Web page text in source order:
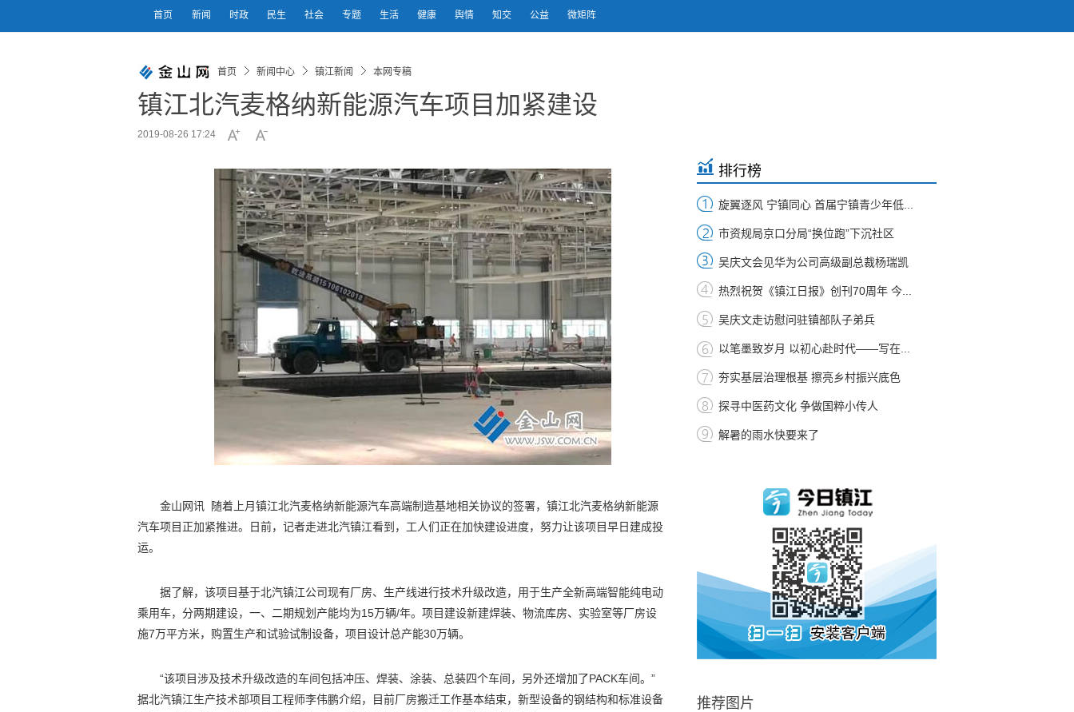
首页 新闻 时政 民生 社会 专题 生活 健康 舆情 知交 公益 微矩阵
首页 新闻中心 镇江新闻 本网专稿
镇江北汽麦格纳新能源汽车项目加紧建设
2019-08-26 17:24
金山网讯 随着上月镇江北汽麦格纳新能源汽车高端制造基地相关协议的签署，镇江北汽麦格纳新能源
汽车项目正加紧推进。日前，记者走进北汽镇江看到，工人们正在加快建设进度，努力让该项目早日建成投
运。
据了解，该项目基于北汽镇江公司现有厂房、生产线进行技术升级改造，用于生产全新高端智能纯电动
乘用车，分两期建设，一、二期规划产能均为15万辆/年。项目建设新建焊装、物流库房、实验室等厂房设
施7万平方米，购置生产和试验试制设备，项目设计总产能30万辆。
“该项目涉及技术升级改造的车间包括冲压、焊装、涂装、总装四个车间，另外还增加了PACK车间。”
据北汽镇江生产技术部项目工程师李伟鹏介绍，目前厂房搬迁工作基本结束，新型设备的钢结构和标准设备
排行榜
旋翼逐风 宁镇同心 首届宁镇青少年低...
市资规局京口分局“换位跑”下沉社区
吴庆文会见华为公司高级副总裁杨瑞凯
热烈祝贺《镇江日报》创刊70周年 今...
吴庆文走访慰问驻镇部队子弟兵
以笔墨致岁月 以初心赴时代——写在...
夯实基层治理根基 擦亮乡村振兴底色
探寻中医药文化 争做国粹小传人
解暑的雨水快要来了
推荐图片